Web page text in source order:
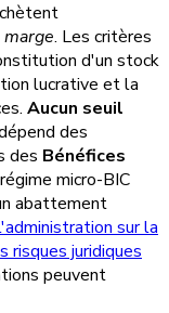
. Les critères
d'un stock
lucrative et la
Aucun seuil
des
des Bénéfices
micro-BIC
abattement
sur la
risques juridiques
peuvent